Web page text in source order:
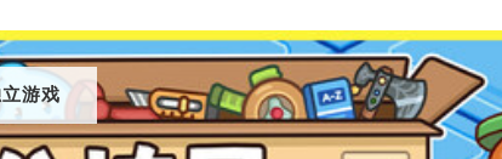
游戏